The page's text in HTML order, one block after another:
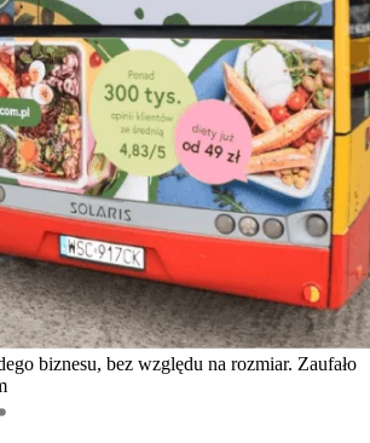
biznesu, bez względu na rozmiar. Zaufało